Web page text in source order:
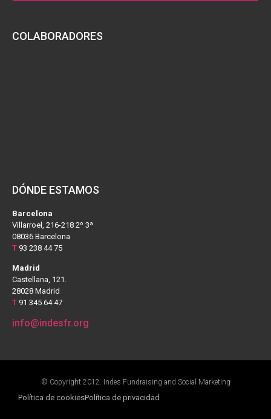
COLABORADORES
DÓNDE ESTAMOS
Barcelona
Villarroel, 216-218 2º 3ª
08036 Barcelona
T 93 238 44 75
Madrid
Castellana, 121.
28028 Madrid
T 91 345 64 47
info@indesfr.org
© Copyright 2012. Indes Fundraising and Social Marketing
Política de cookiesPolítica de privacidad